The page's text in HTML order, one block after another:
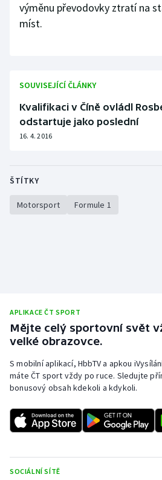
Volejbal
výměnu převodovky ztratí na
míst.
SOUVISEJÍCÍ ČLÁNKY
Kvalifikaci v Číně ovládl
odstartuje jako poslední
16. 4. 2016
ŠTÍTKY
Motorsport Formule 1
APLIKACE ČT SPORT
Mějte celý sportovní svět
velké obrazovce.
S mobilní aplikací, HbbTV a apkou
máte ČT sport vždy po ruce. Sledujte
bonusový obsah kdekoli a kdykoli.
SOCIÁLNÍ SÍTĚ